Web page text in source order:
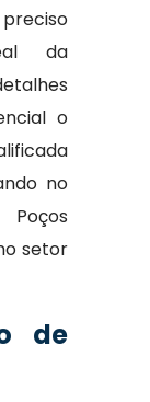
da
o
no
setor
de